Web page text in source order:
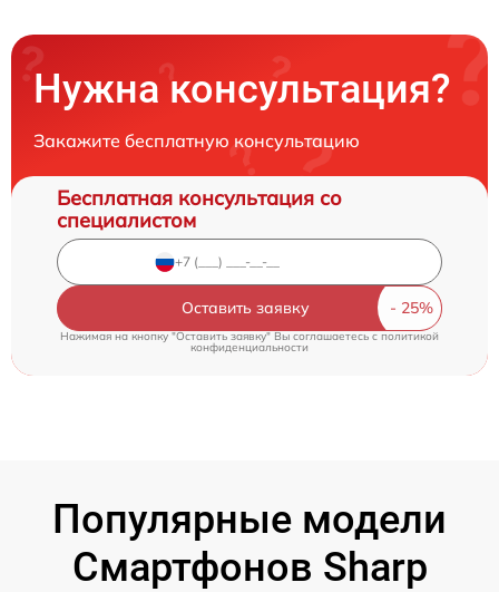
Нужна консультация?
Закажите бесплатную консультацию
Бесплатная консультация со
специалистом
Оставить заявку
Нажимая на кнопку "Оставить заявку" Вы соглашаетесь cполитикой
конфиденциальности
Популярные модели
Смартфонов Sharp